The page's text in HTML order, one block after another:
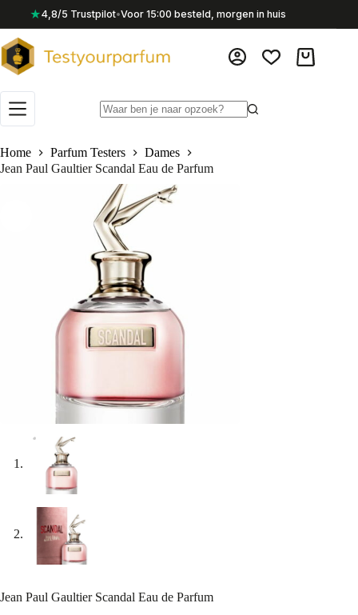
inhoud
★4,8/5 Trustpilot•Voor 15:00 besteld, morgen in huis
Home
Parfum Testers
Dames
Jean Paul Gaultier Scandal Eau de Parfum
Jean Paul Gaultier Scandal Eau de Parfum